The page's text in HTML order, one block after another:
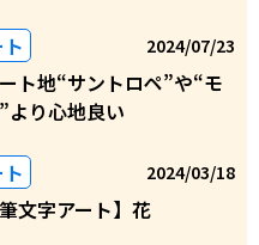
2024/07/23
ト地“サントロペ”や“モ
より心地良い
2024/03/18
文字アート】花